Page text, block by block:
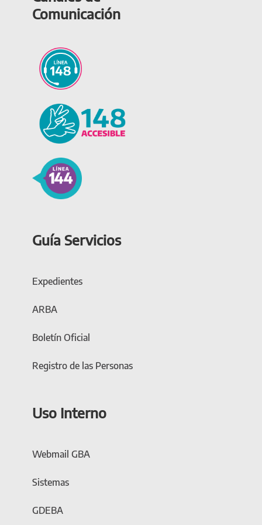
Comunicación
Guía Servicios
Expedientes
ARBA
Boletín Oficial
Registro de las Personas
Uso Interno
Webmail GBA
Sistemas
GDEBA